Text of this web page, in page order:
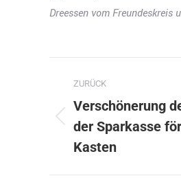
Dreessen vom
ZURÜCK
Vorheriger
Beitrag:
Verschönerung
der Sparkasse
Kasten